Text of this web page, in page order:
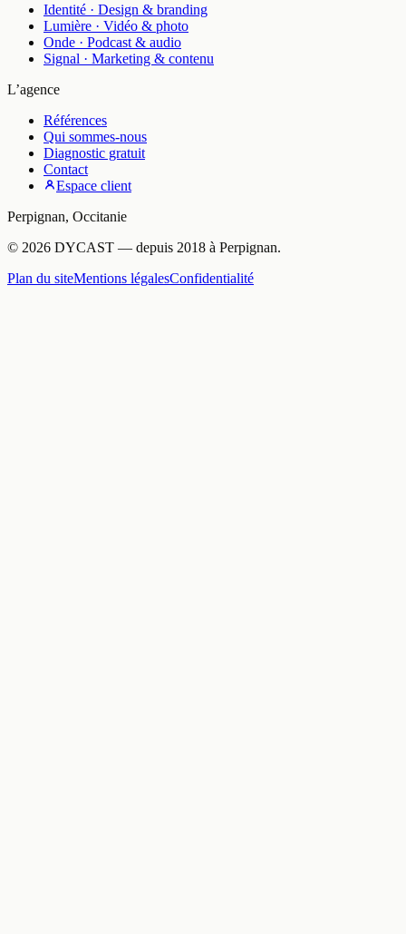
Identité · Design & branding
Lumière · Vidéo & photo
Onde · Podcast & audio
Signal · Marketing & contenu
L’agence
Références
Qui sommes-nous
Diagnostic gratuit
Contact
Espace client
Perpignan, Occitanie
© 2026 DYCAST — depuis 2018 à Perpignan.
Plan du siteMentions légalesConfidentialité